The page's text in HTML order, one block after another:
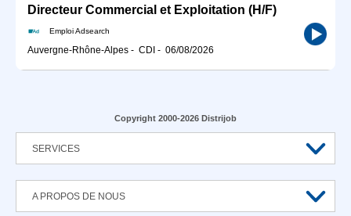
Directeur Commercial et Exploitation (H/F)
Emploi Adsearch
Auvergne-Rhône-Alpes - CDI - 06/08/2026
Copyright 2000-2026 Distrijob
SERVICES
A PROPOS DE NOUS